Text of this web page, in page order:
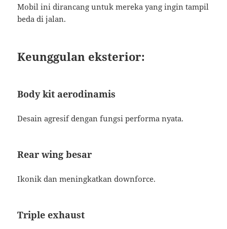
Mobil ini dirancang untuk mereka yang ingin tampil
beda di jalan.
Keunggulan eksterior:
Body kit aerodinamis
Desain agresif dengan fungsi performa nyata.
Rear wing besar
Ikonik dan meningkatkan downforce.
Triple exhaust